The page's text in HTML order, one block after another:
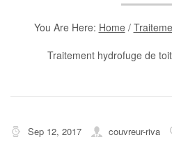
You Are Here: Home/
Traitement hydrofuge de
Sep 12, 2017 couvreur-riva